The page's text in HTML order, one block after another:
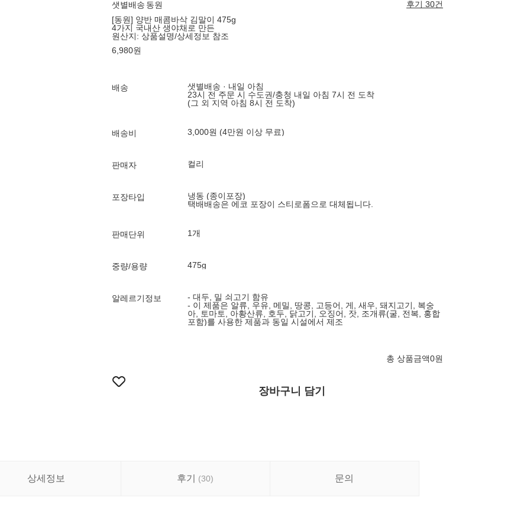
샛별배송 동원
후기 30건
[동원] 양반 매콤바삭 김말이 475g
4가지 국내산 생야채로 만든
원산지: 상품설명/상세정보 참조
6,980원
배송
샛별배송 · 내일 아침
23시 전 주문 시 수도권/충청 내일 아침 7시 전 도착
(그 외 지역 아침 8시 전 도착)
배송비 3,000원 (4만원 이상 무료)
판매자 컬리
포장타입
냉동 (종이포장)
택배배송은 에코 포장이 스티로폼으로 대체됩니다.
판매단위 1개
중량/용량 475g
알레르기정보
- 대두, 밀 쇠고기 함유
- 이 제품은 알류, 우유, 메밀, 땅콩, 고등어, 게, 새우, 돼지고기, 복숭
아, 토마토, 아황산류, 호두, 닭고기, 오징어, 잣, 조개류(굴, 전복, 홍합
포함)를 사용한 제품과 동일 시설에서 제조
총 상품금액0원
장바구니 담기
상세정보 후기 (30) 문의